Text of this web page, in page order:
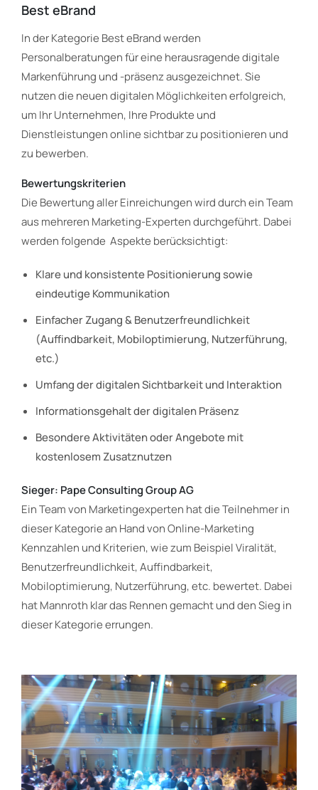
Best eBrand
In der Kategorie Best eBrand werden
Personalberatungen für eine herausragende digitale
Markenführung und -präsenz ausgezeichnet. Sie
nutzen die neuen digitalen Möglichkeiten erfolgreich,
um Ihr Unternehmen, Ihre Produkte und
Dienstleistungen online sichtbar zu positionieren und
zu bewerben.
Bewertungskriterien
Die Bewertung aller Einreichungen wird durch ein Team
aus mehreren Marketing-Experten durchgeführt. Dabei
werden folgende Aspekte berücksichtigt:
Klare und konsistente Positionierung sowie
eindeutige Kommunikation
Einfacher Zugang & Benutzerfreundlichkeit
(Auffindbarkeit, Mobiloptimierung, Nutzerführung,
etc.)
Umfang der digitalen Sichtbarkeit und Interaktion
Informationsgehalt der digitalen Präsenz
Besondere Aktivitäten oder Angebote mit
kostenlosem Zusatznutzen
Sieger: Pape Consulting Group AG
Ein Team von Marketingexperten hat die Teilnehmer in
dieser Kategorie an Hand von Online-Marketing
Kennzahlen und Kriterien, wie zum Beispiel Viralität,
Benutzerfreundlichkeit, Auffindbarkeit,
Mobiloptimierung, Nutzerführung, etc. bewertet. Dabei
hat Mannroth klar das Rennen gemacht und den Sieg in
dieser Kategorie errungen.